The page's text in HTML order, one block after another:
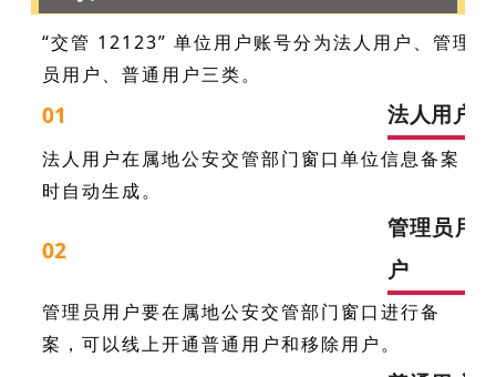
“交管 12123” 单位用户账号分为法人用户、管理
员用户、普通用户三类。
01 法人用户
法人用户在属地公安交管部门窗口单位信息备案
时自动生成。
02
管理员用
户
管理员用户要在属地公安交管部门窗口进行备
案，可以线上开通普通用户和移除用户。